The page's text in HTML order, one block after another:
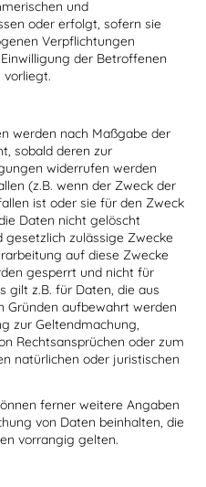
und
oder erfolgt, sofern sie
Verpflichtungen
der Betroffenen
vorliegt.
werden nach Maßgabe der
sobald deren zur
widerrufen werden
(z.B. wenn der Zweck der
ist oder sie für den Zweck
Daten nicht gelöscht
zulässige Zwecke
auf diese Zwecke
gesperrt und nicht für
gilt z.B. für Daten, die aus
Gründen aufbewahrt werden
zur Geltendmachung,
Rechtsansprüchen oder zum
natürlichen oder juristischen
ferner weitere Angaben
von Daten beinhalten, die
vorrangig gelten.